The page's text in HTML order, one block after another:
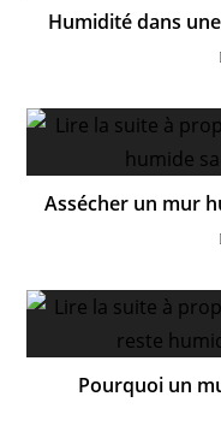
Humidité dans
Assécher un mur
Pourquoi un